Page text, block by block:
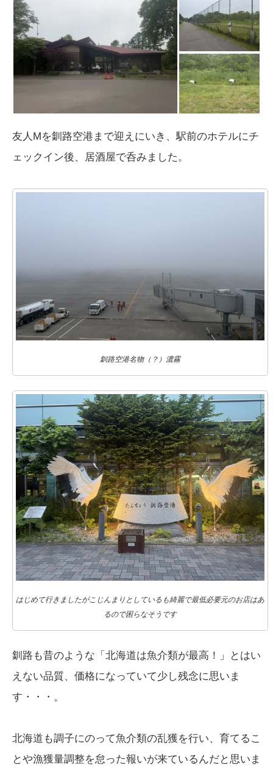
友人Mを釧路空港まで迎えにいき、駅前のホテルにチ
ェックイン後、居酒屋で呑みました。
釧路空港名物（？）濃霧
はじめて行きましたがこじんまりとしているも綺麗で最低必要元のお店はあ
るので困らなそうです
釧路も昔のような「北海道は魚介類が最高！」とはい
えない品質、価格になっていて少し残念に思いま
す・・・。
北海道も調子にのって魚介類の乱獲を行い、育てるこ
とや漁獲量調整を怠った報いが来ているんだと思いま